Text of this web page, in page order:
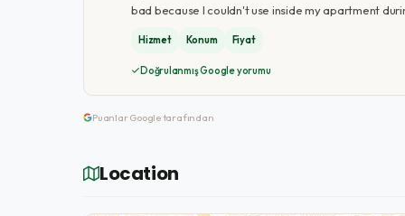
bad because I couldn't use inside my apartment
Hizmet Konum Fiyat
Doğrulanmış Google yorumu
Puanlar Google tarafından
Location